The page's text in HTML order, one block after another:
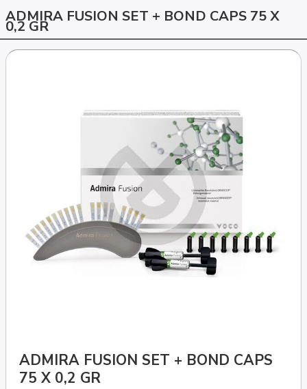
ADMIRA FUSION SET + BOND CAPS 75 X
0,2 GR
ADMIRA FUSION SET + BOND CAPS
75 X 0,2 GR